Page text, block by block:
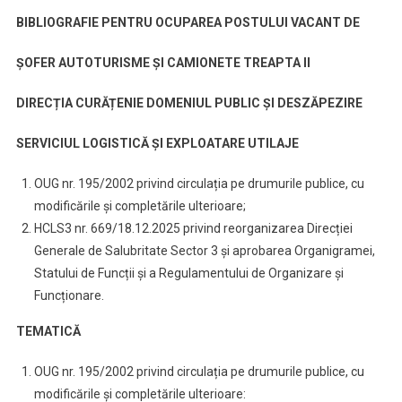
BIBLIOGRAFIE PENTRU OCUPAREA POSTULUI VACANT DE
ȘOFER AUTOTURISME ȘI CAMIONETE TREAPTA II
DIRECȚIA CURĂȚENIE DOMENIUL PUBLIC ȘI DESZĂPEZIRE
SERVICIUL LOGISTICĂ ȘI EXPLOATARE UTILAJE
OUG nr. 195/2002 privind circulația pe drumurile publice, cu
modificările și completările ulterioare;
HCLS3 nr. 669/18.12.2025 privind reorganizarea Direcției
Generale de Salubritate Sector 3 și aprobarea Organigramei,
Statului de Funcții și a Regulamentului de Organizare și
Funcționare.
TEMATICĂ
OUG nr. 195/2002 privind circulația pe drumurile publice, cu
modificările și completările ulterioare: